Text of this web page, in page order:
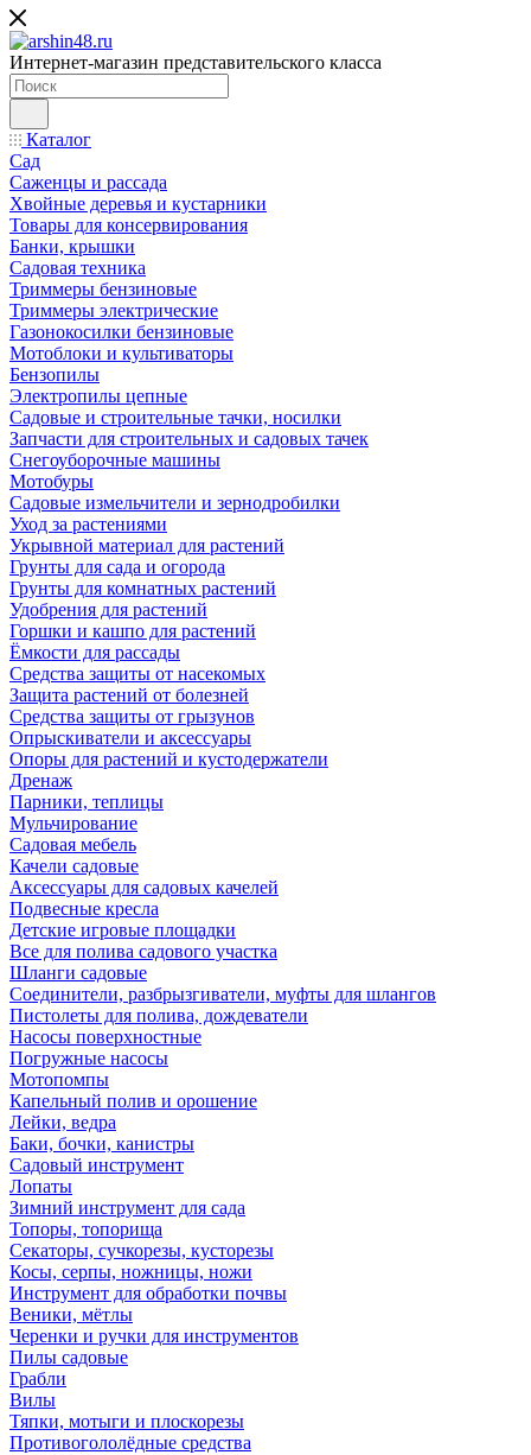
Интернет-магазин представительского класса
Каталог
Сад
Саженцы и рассада
Хвойные деревья и кустарники
Товары для консервирования
Банки, крышки
Садовая техника
Триммеры бензиновые
Триммеры электрические
Газонокосилки бензиновые
Мотоблоки и культиваторы
Бензопилы
Электропилы цепные
Садовые и строительные тачки, носилки
Запчасти для строительных и садовых тачек
Снегоуборочные машины
Мотобуры
Садовые измельчители и зернодробилки
Уход за растениями
Укрывной материал для растений
Грунты для сада и огорода
Грунты для комнатных растений
Удобрения для растений
Горшки и кашпо для растений
Ёмкости для рассады
Средства защиты от насекомых
Защита растений от болезней
Средства защиты от грызунов
Опрыскиватели и аксессуары
Опоры для растений и кустодержатели
Дренаж
Парники, теплицы
Мульчирование
Садовая мебель
Качели садовые
Аксессуары для садовых качелей
Подвесные кресла
Детские игровые площадки
Все для полива садового участка
Шланги садовые
Соединители, разбрызгиватели, муфты для шлангов
Пистолеты для полива, дождеватели
Насосы поверхностные
Погружные насосы
Мотопомпы
Капельный полив и орошение
Лейки, ведра
Баки, бочки, канистры
Садовый инструмент
Лопаты
Зимний инструмент для сада
Топоры, топорища
Секаторы, сучкорезы, кусторезы
Косы, серпы, ножницы, ножи
Инструмент для обработки почвы
Веники, мётлы
Черенки и ручки для инструментов
Пилы садовые
Грабли
Вилы
Тяпки, мотыги и плоскорезы
Противогололёдные средства